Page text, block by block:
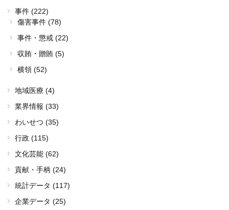
事件 (222)
傷害事件 (78)
事件・懲戒 (22)
収賄・贈賄 (5)
横領 (52)
地域医療 (4)
業界情報 (33)
わいせつ (35)
行政 (115)
文化芸能 (62)
貢献・手柄 (24)
統計データ (117)
企業データ (25)